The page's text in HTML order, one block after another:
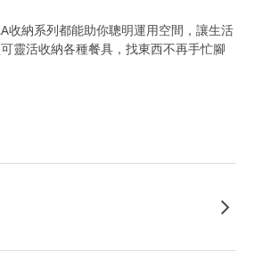
收納系列都能助你聰明運用空間，讓生活
靈活收納各種餐具，找東西不再手忙腳